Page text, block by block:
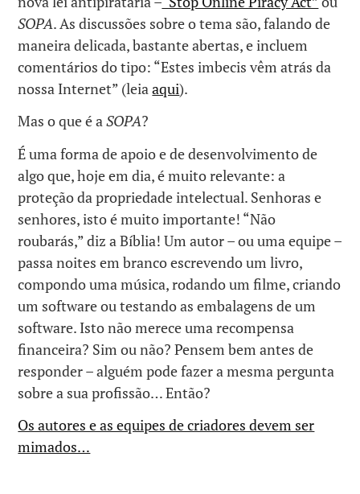
SOPA. As discussões sobre o tema são, falando de
maneira delicada, bastante abertas, e incluem
comentários do tipo: “Estes imbecis vêm atrás da
nossa Internet” (leiaaqui).
Mas o que é aSOPA?
É uma forma de apoio e de desenvolvimento de
algo que, hoje em dia, é muito relevante: a
proteção da propriedade intelectual. Senhoras e
senhores, isto é muito importante! “Não
roubarás,” diz a Bíblia! Um autor – ou uma equipe –
passa noites em branco escrevendo um livro,
compondo uma música, rodando um filme, criando
um software ou testando as embalagens de um
software. Isto não merece uma recompensa
financeira? Sim ou não? Pensem bem antes de
responder – alguém pode fazer a mesma pergunta
sobre a sua profissão… Então?
Os autores e as equipes de criadores devem ser
mimados…